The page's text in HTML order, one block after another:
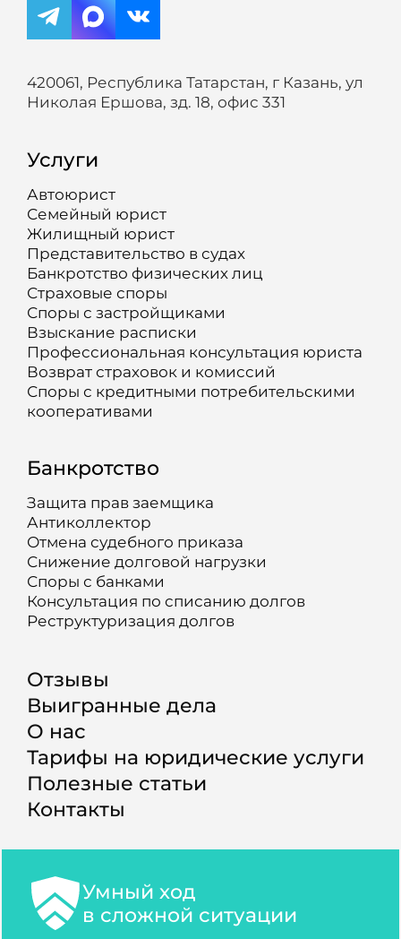
420061, Республика Татарстан, г Казань, ул
Николая Ершова, зд. 18, офис 331
Услуги
Автоюрист
Семейный юрист
Жилищный юрист
Представительство в судах
Банкротство физических лиц
Страховые споры
Споры с застройщиками
Взыскание расписки
Профессиональная консультация юриста
Возврат страховок и комиссий
Споры с кредитными потребительскими
кооперативами
Банкротство
Защита прав заемщика
Антиколлектор
Отмена судебного приказа
Снижение долговой нагрузки
Споры с банками
Консультация по списанию долгов
Реструктуризация долгов
Отзывы
Выигранные дела
О нас
Тарифы на юридические услуги
Полезные статьи
Контакты
Умный ход
в сложной ситуации